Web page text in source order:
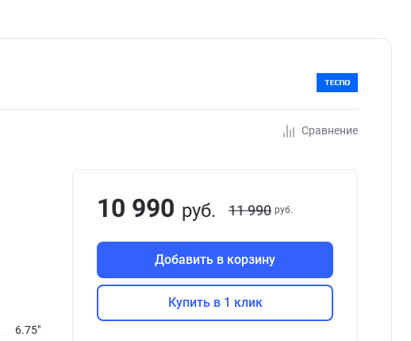
Сравнение
6.75"
10 990 руб. 11 990 руб.
Добавить в корзину
Купить в 1 клик